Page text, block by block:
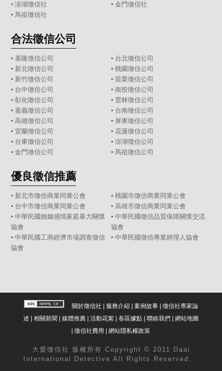
▪澎湖徵信社 ▪ 金門徵信社
▪馬祖徵信社
合法徵信公司
▪基隆徵信公司 ▪ 台北徵信公司
▪ 新北徵信公司 ▪ 桃園徵信公司
▪ 新竹徵信公司 ▪ 苗栗徵信公司
▪ 台中徵信公司 ▪ 南投徵信公司
▪彰化徵信公司 ▪ 雲林徵信公司
▪嘉義徵信公司 ▪ 台南徵信公司
▪高雄徵信公司 ▪ 屏東徵信公司
▪宜蘭徵信公司 ▪ 花蓮徵信公司
▪ 台東徵信公司 ▪ 澎湖徵信公司
▪金門徵信公司 ▪ 馬祖徵信公司
優良徵信推薦
▪ 新北市徵信商業同業公會
▪ 桃園市徵信商業同業公會
▪ 台中市徵信商業同業公會
▪ 高雄市徵信商業同業公會
▪ 中華民國婚姻感情家庭暴力關懷
協會
▪ 中華民國徵信品質保障關懷交流
協會
▪ 中華民國工商經濟市場調查徵信
協會
▪ 中華民國徵信專業經理人協會
關於徵信社 服務介紹| 案例故事| 徵信社專家論
述
相關新聞 媒體推薦| 活動花絮| 各區據點| 聯絡我們
網站地圖
|徵信社費用 |網站隱私權政策
大愛 徵信社
版權所有 Copyright © 2011 Daai
International Detective All Rights Reserved.